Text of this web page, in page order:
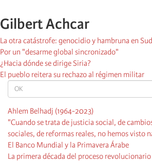
OK
Ahlem Belhadj (1964-2023)
"Cuando se trata de justicia social, de
sociales, de reformas reales, no hemos visto
El Banco Mundial y la Primavera Árabe
La primera década del proceso revolucionario
Gilbert Achcar
La otra catástrofe: genocidio y hambruna en
Por un "desarme global sincronizado"
¿Hacia dónde se dirige Siria?
El pueblo reitera su rechazo al régimen militar